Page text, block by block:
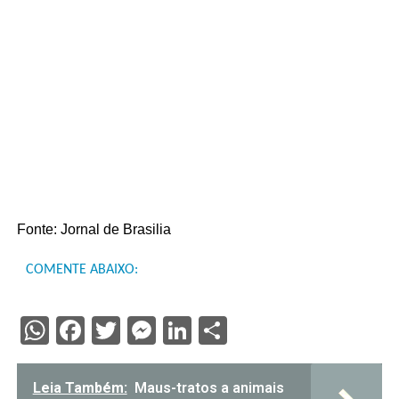
Fonte: Jornal de Brasilia
COMENTE ABAIXO:
WhatsApp
Facebook
Twitter
Messenger
LinkedIn
Share
Leia Também: Maus-tratos a animais